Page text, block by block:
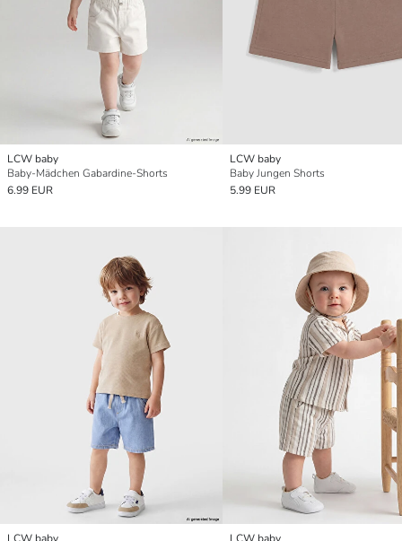
LCW baby
Baby-Mädchen Gabardine-Shorts
6.99 EUR
LCW baby
Baby Jungen Shorts
5.99 EUR
LCW baby LCW baby